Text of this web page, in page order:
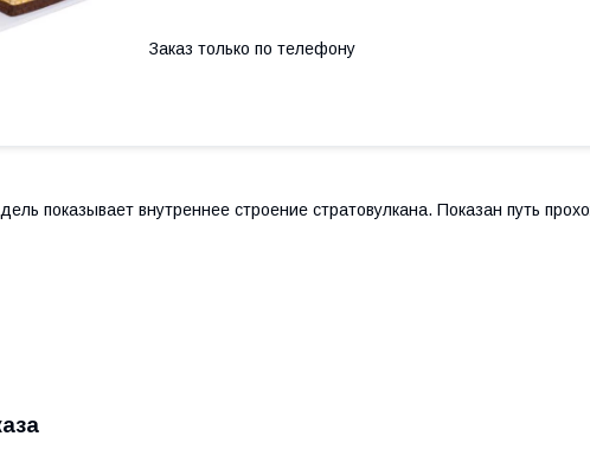
Заказ только по телефону
показывает внутреннее строение стратовулкана. Показан путь